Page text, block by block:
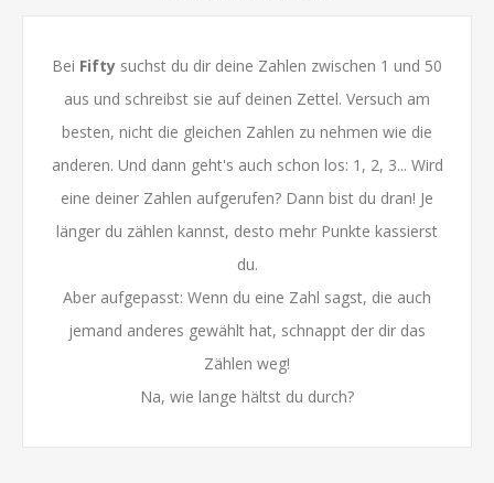
Bei Fifty suchst du dir deine Zahlen zwischen 1 und 50
aus und schreibst sie auf deinen Zettel. Versuch am
besten, nicht die gleichen Zahlen zu nehmen wie die
anderen. Und dann geht's auch schon los: 1, 2, 3... Wird
eine deiner Zahlen aufgerufen? Dann bist du dran! Je
länger du zählen kannst, desto mehr Punkte kassierst
du.
Aber aufgepasst: Wenn du eine Zahl sagst, die auch
jemand anderes gewählt hat, schnappt der dir das
Zählen weg!
Na, wie lange hältst du durch?